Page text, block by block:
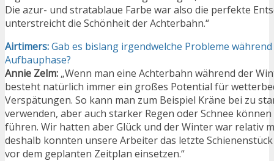
Die azur- und stratablaue Farbe war also die perfekte
unterstreicht die Schönheit der Achterbahn.“
Airtimers:Gab es bislang irgendwelche Probleme
Aufbauphase?
Annie Zelm: „Wenn man eine Achterbahn während der
besteht natürlich immer ein großes Potential für
Verspätungen. So kann man zum Beispiel Kräne bei zu
verwenden, aber auch starker Regen oder Schnee können
führen. Wir hatten aber Glück und der Winter war relativ
deshalb konnten unsere Arbeiter das letzte
vor dem geplanten Zeitplan einsetzen.“